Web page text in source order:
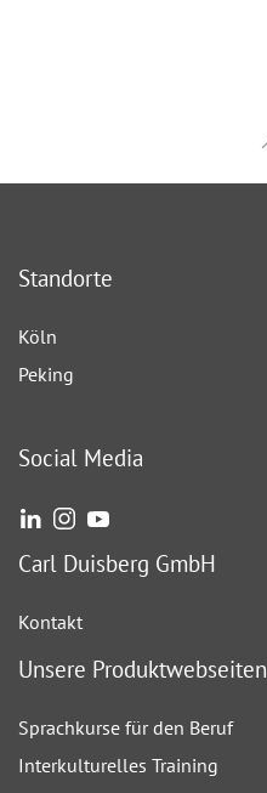
Standorte
Köln
Peking
Social Media
Carl Duisberg GmbH
Kontakt
Unsere Produktwebseiten
Sprachkurse für den Beruf
Interkulturelles Training